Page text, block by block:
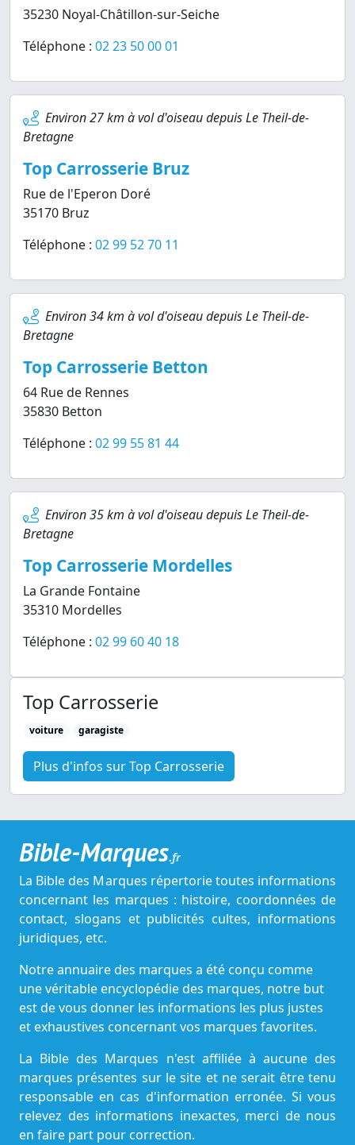
35230 Noyal-Châtillon-sur-Seiche
Téléphone : 02 23 50 00 01
Environ 27 km à vol d'oiseau depuis Le Theil-de-
Bretagne
Top Carrosserie Bruz
Rue de l'Eperon Doré
35170 Bruz
Téléphone : 02 99 52 70 11
Environ 34 km à vol d'oiseau depuis Le Theil-de-
Bretagne
Top Carrosserie Betton
64 Rue de Rennes
35830 Betton
Téléphone : 02 99 55 81 44
Environ 35 km à vol d'oiseau depuis Le Theil-de-
Bretagne
Top Carrosserie Mordelles
La Grande Fontaine
35310 Mordelles
Téléphone : 02 99 60 40 18
Top Carrosserie
voiture garagiste
Plus d'infos sur Top Carrosserie
Bible-Marques.fr
La Bible des Marques répertorie toutes informations
concernant les marques : histoire, coordonnées de
contact, slogans et publicités cultes, informations
juridiques, etc.
Notre annuaire des marques a été conçu comme
une véritable encyclopédie des marques, notre but
est de vous donner les informations les plus justes
et exhaustives concernant vos marques favorites.
La Bible des Marques n'est affiliée à aucune des
marques présentes sur le site et ne serait être tenu
responsable en cas d'information erronée. Si vous
relevez des informations inexactes, merci de nous
en faire part pour correction.